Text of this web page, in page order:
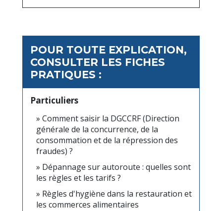
POUR TOUTE EXPLICATION,
CONSULTER LES FICHES
PRATIQUES :
Particuliers
Comment saisir la DGCCRF (Direction
générale de la concurrence, de la
consommation et de la répression des
fraudes) ?
Dépannage sur autoroute : quelles sont
les règles et les tarifs ?
Règles d'hygiène dans la restauration et
les commerces alimentaires